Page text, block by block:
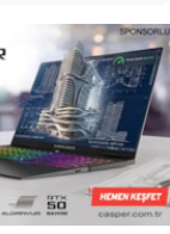
Parti'li
milletvekilinin
kızı ve damadı
gözaltında